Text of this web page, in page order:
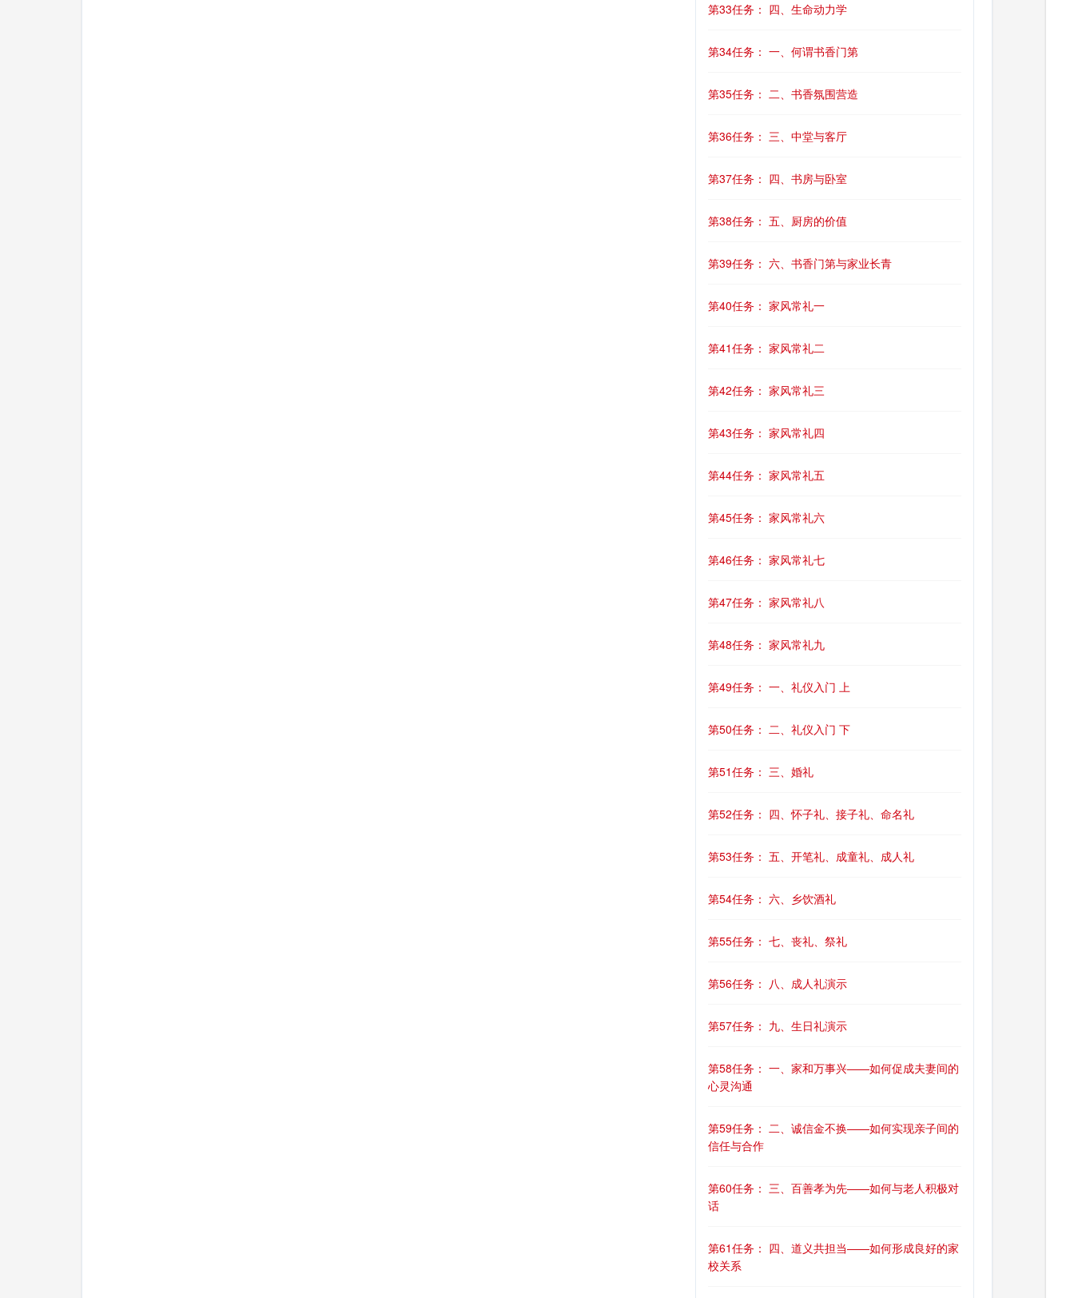
第33任务： 四、生命动力学
第34任务： 一、何谓书香门第
第35任务： 二、书香氛围营造
第36任务： 三、中堂与客厅
第37任务： 四、书房与卧室
第38任务： 五、厨房的价值
第39任务： 六、书香门第与家业长青
第40任务： 家风常礼一
第41任务： 家风常礼二
第42任务： 家风常礼三
第43任务： 家风常礼四
第44任务： 家风常礼五
第45任务： 家风常礼六
第46任务： 家风常礼七
第47任务： 家风常礼八
第48任务： 家风常礼九
第49任务： 一、礼仪入门 上
第50任务： 二、礼仪入门 下
第51任务： 三、婚礼
第52任务： 四、怀子礼、接子礼、命名礼
第53任务： 五、开笔礼、成童礼、成人礼
第54任务： 六、乡饮酒礼
第55任务： 七、丧礼、祭礼
第56任务： 八、成人礼演示
第57任务： 九、生日礼演示
第58任务： 一、家和万事兴——如何促成夫妻间的
心灵沟通
第59任务： 二、诚信金不换——如何实现亲子间的
信任与合作
第60任务： 三、百善孝为先——如何与老人积极对
话
第61任务： 四、道义共担当——如何形成良好的家
校关系